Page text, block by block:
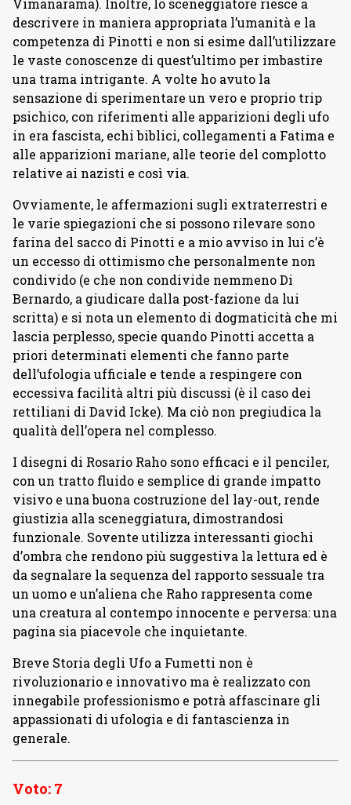
Vimanarama). Inoltre, lo sceneggiatore riesce a
descrivere in maniera appropriata l’umanità e la
competenza di Pinotti e non si esime dall’utilizzare
le vaste conoscenze di quest’ultimo per imbastire
una trama intrigante. A volte ho avuto la
sensazione di sperimentare un vero e proprio trip
psichico, con riferimenti alle apparizioni degli ufo
in era fascista, echi biblici, collegamenti a Fatima e
alle apparizioni mariane, alle teorie del complotto
relative ai nazisti e così via.
Ovviamente, le affermazioni sugli extraterrestri e
le varie spiegazioni che si possono rilevare sono
farina del sacco di Pinotti e a mio avviso in lui c’è
un eccesso di ottimismo che personalmente non
condivido (e che non condivide nemmeno Di
Bernardo, a giudicare dalla post-fazione da lui
scritta) e si nota un elemento di dogmaticità che mi
lascia perplesso, specie quando Pinotti accetta a
priori determinati elementi che fanno parte
dell’ufologia ufficiale e tende a respingere con
eccessiva facilità altri più discussi (è il caso dei
rettiliani di David Icke). Ma ciò non pregiudica la
qualità dell’opera nel complesso.
I disegni di Rosario Raho sono efficaci e il penciler,
con un tratto fluido e semplice di grande impatto
visivo e una buona costruzione del lay-out, rende
giustizia alla sceneggiatura, dimostrandosi
funzionale. Sovente utilizza interessanti giochi
d’ombra che rendono più suggestiva la lettura ed è
da segnalare la sequenza del rapporto sessuale tra
un uomo e un’aliena che Raho rappresenta come
una creatura al contempo innocente e perversa: una
pagina sia piacevole che inquietante.
Breve Storia degli Ufo a Fumetti non è
rivoluzionario e innovativo ma è realizzato con
innegabile professionismo e potrà affascinare gli
appassionati di ufologia e di fantascienza in
generale.
Voto: 7